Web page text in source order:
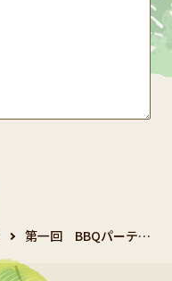
第一回 BBQパーテ…